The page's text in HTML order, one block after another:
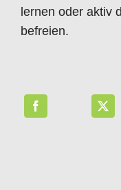
lernen oder aktiv
befreien.